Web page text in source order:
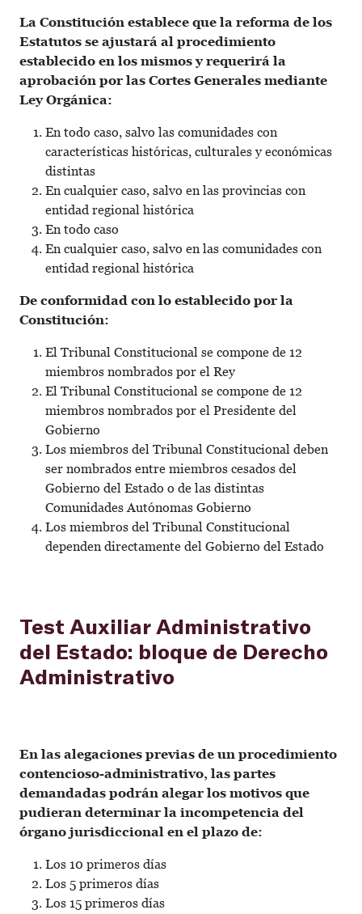
La Constitución establece que la reforma de los
Estatutos se ajustará al procedimiento
establecido en los mismos y requerirá la
aprobación por las Cortes Generales mediante
Ley Orgánica:
En todo caso, salvo las comunidades con
características históricas, culturales y económicas
distintas
En cualquier caso, salvo en las provincias con
entidad regional histórica
En todo caso
En cualquier caso, salvo en las comunidades con
entidad regional histórica
De conformidad con lo establecido por la
Constitución:
El Tribunal Constitucional se compone de 12
miembros nombrados por el Rey
El Tribunal Constitucional se compone de 12
miembros nombrados por el Presidente del
Gobierno
Los miembros del Tribunal Constitucional deben
ser nombrados entre miembros cesados del
Gobierno del Estado o de las distintas
Comunidades Autónomas Gobierno
Los miembros del Tribunal Constitucional
dependen directamente del Gobierno del Estado
Test Auxiliar Administrativo
del Estado: bloque de Derecho
Administrativo
En las alegaciones previas de un procedimiento
contencioso-administrativo, las partes
demandadas podrán alegar los motivos que
pudieran determinar la incompetencia del
órgano jurisdiccional en el plazo de:
Los 10 primeros días
Los 5 primeros días
Los 15 primeros días